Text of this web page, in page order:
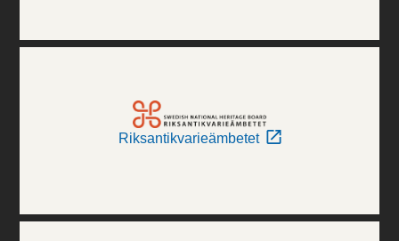
Riksantikvarieämbetet